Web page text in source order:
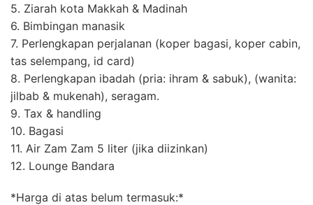
5. Ziarah kota Makkah & Madinah
6. Bimbingan manasik
7. Perlengkapan perjalanan (koper bagasi, koper cabin,
tas selempang, id card)
8. Perlengkapan ibadah (pria: ihram & sabuk), (wanita:
jilbab & mukenah), seragam.
9. Tax & handling
10. Bagasi
11. Air Zam Zam 5 liter (jika diizinkan)
12. Lounge Bandara
*Harga di atas belum termasuk:*